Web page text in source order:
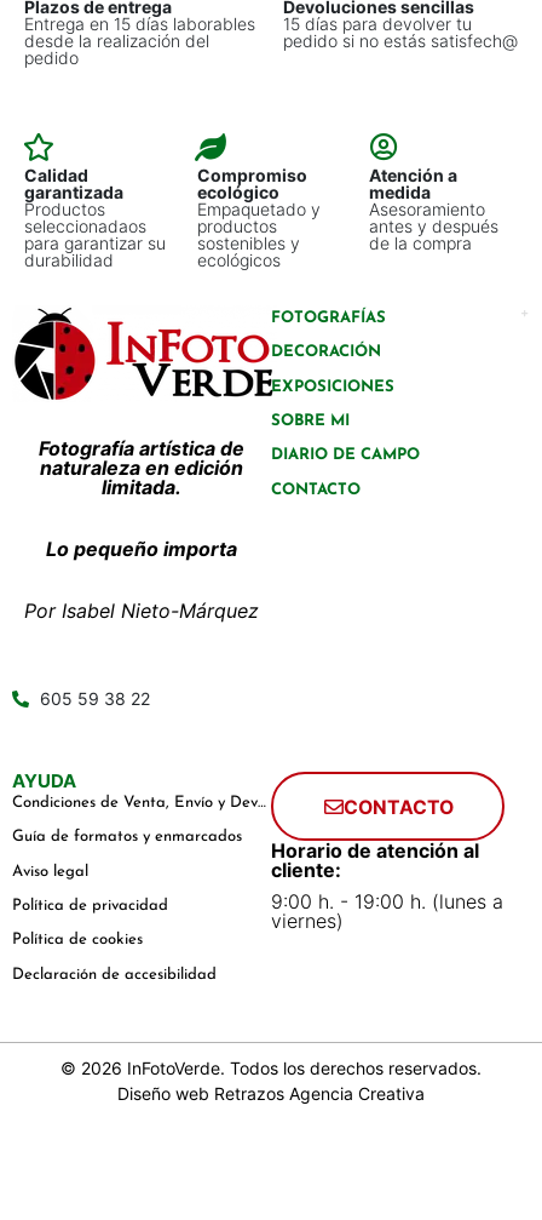
Plazos de entrega
Entrega en 15 días laborables
desde la realización del
pedido
Devoluciones sencillas
15 días para devolver tu
pedido si no estás satisfech@
Calidad
garantizada
Productos
seleccionadaos
para garantizar su
durabilidad
Compromiso
ecológico
Empaquetado y
productos
sostenibles y
ecológicos
Atención a
medida
Asesoramiento
antes y después
de la compra
Fotografía artística de
naturaleza en edición
limitada.
Lo pequeño importa
Por Isabel Nieto-Márquez
605 59 38 22
FOTOGRAFÍAS
DECORACIÓN
EXPOSICIONES
SOBRE MI
DIARIO DE CAMPO
CONTACTO
AYUDA
Condiciones de Venta, Envío y Devoluciones
Guía de formatos y enmarcados
Aviso legal
Política de privacidad
Política de cookies
Declaración de accesibilidad
CONTACTO
Horario de atención al
cliente:
9:00 h. - 19:00 h. (lunes a
viernes)
© 2026 InFotoVerde. Todos los derechos reservados.
Diseño web Retrazos Agencia Creativa